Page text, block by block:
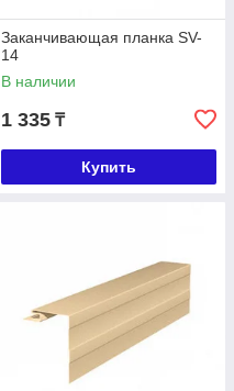
Заканчивающая планка SV-
14
В наличии
1 335 ₸
Купить